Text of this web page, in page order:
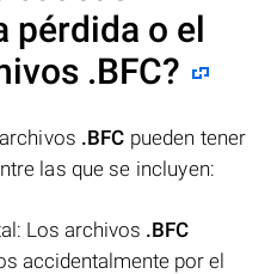
pérdida o el
.BFC?
.BFC pueden tener
las que se incluyen:
Los archivos .BFC
accidentalmente por el